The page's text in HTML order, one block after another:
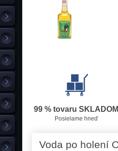
99 % tovaru SKLADOM
Posielame hneď
Voda po holení